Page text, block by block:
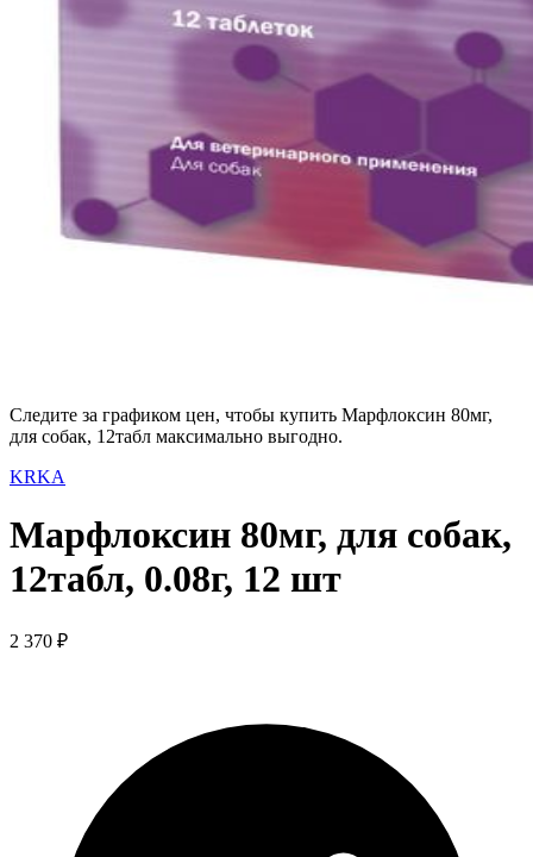
Следите за графиком цен, чтобы купить Марфлоксин 80мг,
для собак, 12табл максимально выгодно.
KRKA
Марфлоксин 80мг, для собак,
12табл, 0.08г, 12 шт
2 370 ₽